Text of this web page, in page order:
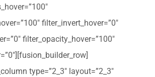
filter_invert_hover=”0″
filter_opacity_hover=”100″
type=”2_3″ layout=”2_3″